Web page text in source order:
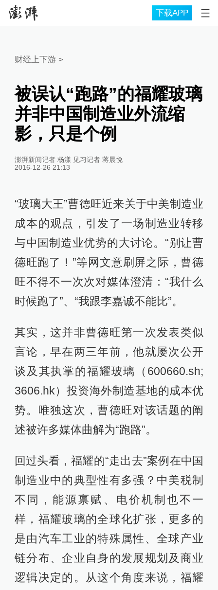
下载APP
财经上下游 >
被误认“跑路”的福耀玻璃
并非中国制造业外流缩
影，只是个例
澎湃新闻记者 杨漾 见习记者 蒋晨悦
2016-12-26 21:13
“玻璃大王”曹德旺近来关于中美制造业
成本的观点，引发了一场制造业转移
与中国制造业优势的大讨论。“别让曹
德旺跑了！”等网文意刷屏之际，曹德
旺不得不一次次对媒体澄清：“我什么
时候跑了”、“我跟李嘉诚不能比”。
其实，这并非曹德旺第一次发表类似
言论，早在两三年前，他就屡次公开
谈及其执掌的福耀玻璃（600660.sh;
3606.hk）投资海外制造基地的成本优
势。唯独这次，曹德旺对该话题的阐
述被许多媒体曲解为“跑路”。
回过头看，福耀的“走出去”案例在中国
制造业中的典型性有多强？中美税制
不同，能源禀赋、电价机制也不一
样，福耀玻璃的全球化扩张，更多的
是由汽车工业的特殊属性、全球产业
链分布、企业自身的发展规划及商业
逻辑决定的。从这个角度来说，福耀